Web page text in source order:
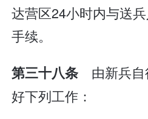
达营区24小时内与送
手续。
第三十八条 由新兵自
好下列工作：